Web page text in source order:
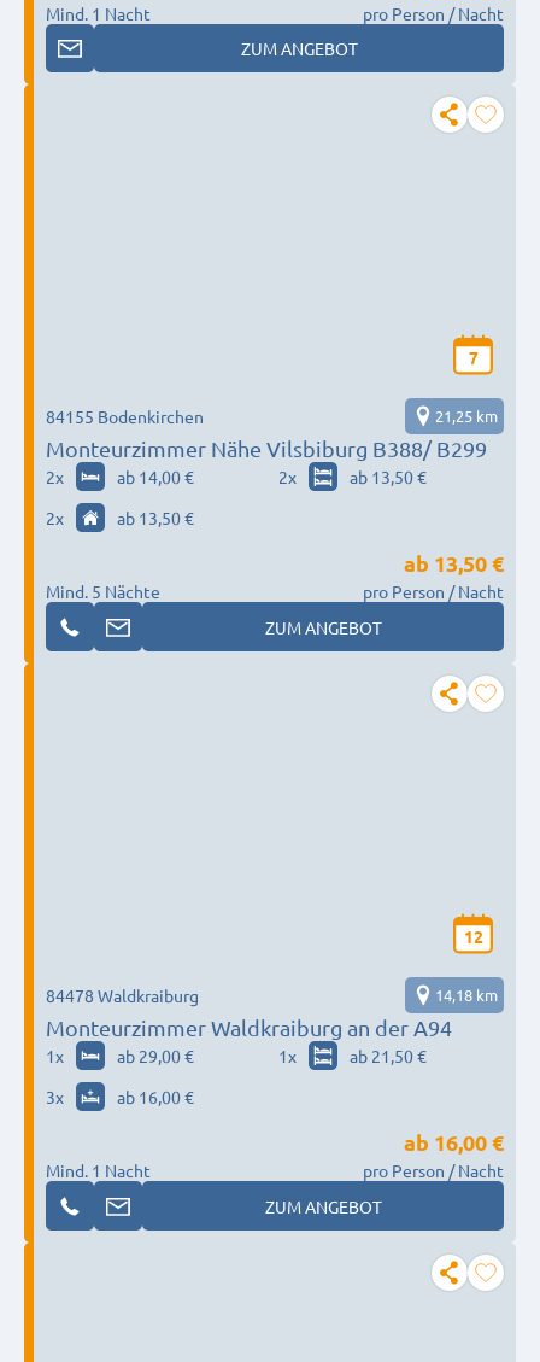
Mind. 1 Nacht
pro Person / Nacht
ZUM ANGEBOT
7
Monteurzimmer Nähe Vilsbiburg B388/ B299
84155 Bodenkirchen 21,25 km
2x ab 14,00 € 2x
ab 13,50 €
2x ab 13,50 €
Mind. 5 Nächte
ab 13,50 €
pro Person / Nacht
ZUM ANGEBOT
12
Monteurzimmer Waldkraiburg an der A94
84478 Waldkraiburg 14,18 km
1x ab 29,00 € 1x
ab 21,50 €
3x ab 16,00 €
Mind. 1 Nacht
ab 16,00 €
pro Person / Nacht
ZUM ANGEBOT